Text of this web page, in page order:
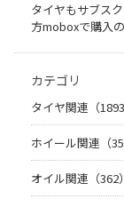
タイヤもサブス
方moboxで購入
カテゴリ
タイヤ関連（1893
ホイール関連（
オイル関連（362）